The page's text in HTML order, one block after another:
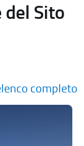
del Sito
completo